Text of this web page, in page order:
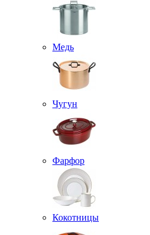
Медь
Чугун
Фарфор
Кокотницы